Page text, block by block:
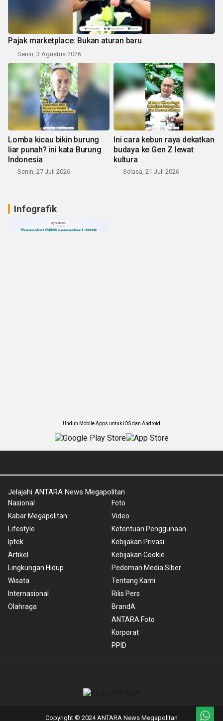
Pajak marketplace: Bukan aturan baru
Senin, 3 Agustus 2026
Lomba kicau bikin burung
liar punah? ini kata Burung
Indonesia
Senin, 27 Juli 2026
Ini cara kebun raya dekatkan
budaya ke Gen Z lewat
kultura
Selasa, 21 Juli 2026
Infografik
Unduh Mobile Apps untuk iOS dan Android
Jelajahi ANTARA News Megapolitan
Nasional
Kabar Megapolitan
Lifestyle
Iptek
Artikel
Lingkungan Hidup
Wisata
Internasional
Olahraga
Foto
Video
Ketentuan Penggunaan
Kebijakan Privasi
Kebijakan Cookie
Pedoman Media Siber
Tentang Kami
Rilis Pers
BrandA
ANTARA Foto
Korporat
PPID
Copyright © 2024 ANTARA News Megapolitan